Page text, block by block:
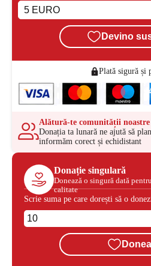
Devino
Plată sigură și
Alătură-te comunității
Donația ta lunară ne ajută să
informăm corect și echidistant
Donație singulară
Donează o singură dată
calitate
Scrie suma pe care dorești să o